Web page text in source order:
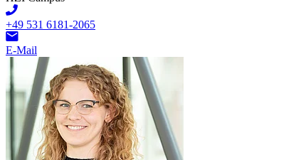
+49 531 6181-2065
E-Mail